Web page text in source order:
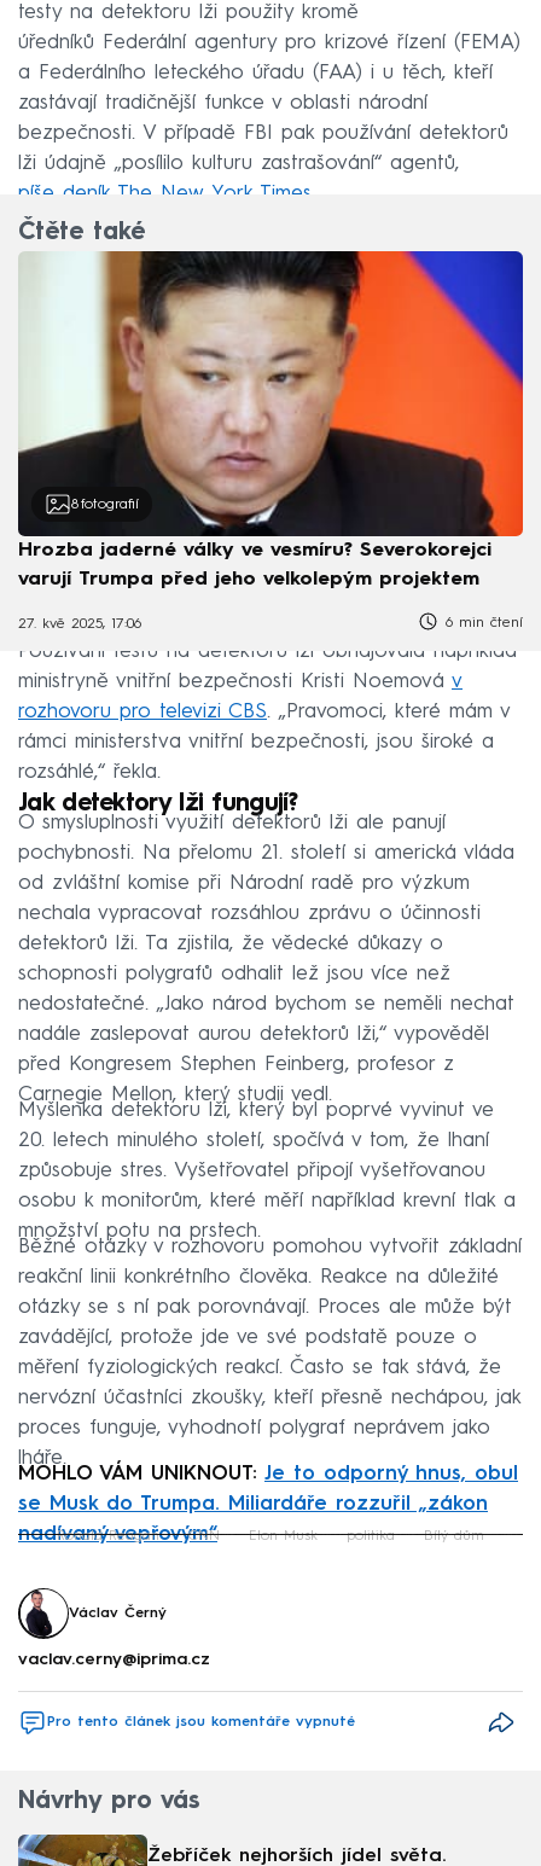
testy na detektoru lži použity kromě
úředníků Federální agentury pro krizové řízení (FEMA)
a Federálního leteckého úřadu (FAA) i u těch, kteří
zastávají tradičnější funkce v oblasti národní
bezpečnosti. V případě FBI pak používání detektorů
lži údajně „posílilo kulturu zastrašování“ agentů,
píše deník The New York Times.
Čtěte také
8 fotografií
Hrozba jaderné války ve vesmíru? Severokorejci
varují Trumpa před jeho velkolepým projektem
27. kvě 2025, 17:06 6 min čtení
Používání testů na detektoru lži obhajovala například
ministryně vnitřní bezpečnosti Kristi Noemová v
rozhovoru pro televizi CBS. „Pravomoci, které mám v
rámci ministerstva vnitřní bezpečnosti, jsou široké a
rozsáhlé,“ řekla.
Jak detektory lži fungují?
O smysluplnosti využití detektorů lži ale panují
pochybnosti. Na přelomu 21. století si americká vláda
od zvláštní komise při Národní radě pro výzkum
nechala vypracovat rozsáhlou zprávu o účinnosti
detektorů lži. Ta zjistila, že vědecké důkazy o
schopnosti polygrafů odhalit lež jsou více než
nedostatečné. „Jako národ bychom se neměli nechat
nadále zaslepovat aurou detektorů lži,“ vypověděl
před Kongresem Stephen Feinberg, profesor z
Carnegie Mellon, který studii vedl.
Myšlenka detektoru lži, který byl poprvé vyvinut ve
20. letech minulého století, spočívá v tom, že lhaní
způsobuje stres. Vyšetřovatel připojí vyšetřovanou
osobu k monitorům, které měří například krevní tlak a
množství potu na prstech.
Běžné otázky v rozhovoru pomohou vytvořit základní
reakční linii konkrétního člověka. Reakce na důležité
otázky se s ní pak porovnávají. Proces ale může být
zavádějící, protože jde ve své podstatě pouze o
měření fyziologických reakcí. Často se tak stává, že
nervózní účastníci zkoušky, kteří přesně nechápou, jak
proces funguje, vyhodnotí polygraf neprávem jako
lháře.
MOHLO VÁM UNIKNOUT: Je to odporný hnus, obul
se Musk do Trumpa. Miliardáře rozzuřil „zákon
nadívaný vepřovým“
Ronald Reagan CNN Elon Musk politika Bílý dům
Václav Černý
vaclav.cerny@iprima.cz
Pro tento článek jsou komentáře vypnuté
Návrhy pro vás
Žebříček nejhorších jídel světa.